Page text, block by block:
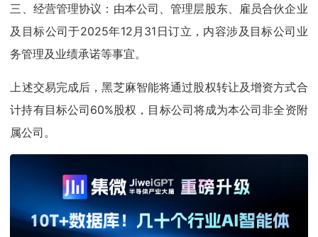
三、经营管理协议：由本公司、管理层股东、雇员合伙企业
及目标公司于2025年12月31日订立，内容涉及目标公司业
务管理及业绩承诺等事宜。
上述交易完成后，黑芝麻智能将通过股权转让及增资方式合
计持有目标公司60%股权，目标公司将成为本公司非全资附
属公司。